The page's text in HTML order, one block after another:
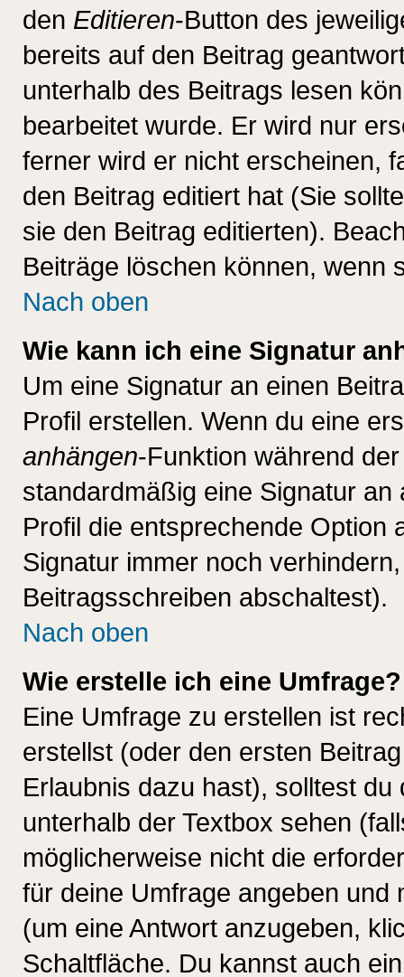
den Editieren-Button des
bereits auf den Beitrag
unterhalb des Beitrags lesen
bearbeitet wurde. Er wird nur
ferner wird er nicht erscheinen,
den Beitrag editiert hat (Sie
sie den Beitrag editierten).
Beiträge löschen können, wenn
Nach oben
Wie kann ich eine Signatur
Um eine Signatur an einen
Profil erstellen. Wenn du eine
anhängen-Funktion während
standardmäßig eine Signatur
Profil die entsprechende Option
Signatur immer noch
Beitragsschreiben abschaltest).
Nach oben
Wie erstelle ich eine Umfrage?
Eine Umfrage zu erstellen ist
erstellst (oder den ersten
Erlaubnis dazu hast), solltest
unterhalb der Textbox sehen
möglicherweise nicht die
für deine Umfrage angeben und
(um eine Antwort anzugeben,
Schaltfläche. Du kannst auch